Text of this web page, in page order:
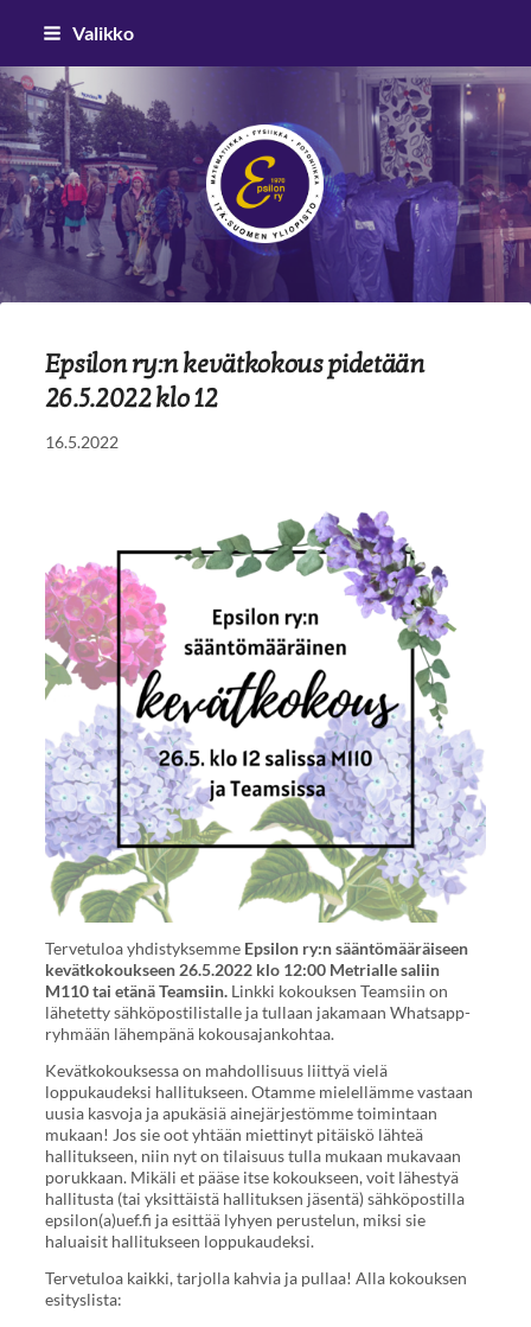
Siirry
sivun
sisältöön
Valikko
Epsilon ry
Epsilon ry:n kevätkokous pidetään
26.5.2022 klo 12
16.5.2022
Tervetuloa yhdistyksemme Epsilon ry:n sääntömääräiseen
kevätkokoukseen 26.5.2022 klo 12:00 Metrialle saliin
M110 tai etänä Teamsiin.Linkki kokouksen Teamsiin on
lähetetty sähköpostilistalle ja tullaan jakamaan Whatsapp-
ryhmään lähempänä kokousajankohtaa.
Kevätkokouksessa on mahdollisuus liittyä vielä
loppukaudeksi hallitukseen. Otamme mielellämme vastaan
uusia kasvoja ja apukäsiä ainejärjestömme toimintaan
mukaan! Jos sie oot yhtään miettinyt pitäiskö lähteä
hallitukseen, niin nyt on tilaisuus tulla mukaan mukavaan
porukkaan. Mikäli et pääse itse kokoukseen, voit lähestyä
hallitusta (tai yksittäistä hallituksen jäsentä) sähköpostilla
epsilon(a)uef.fi ja esittää lyhyen perustelun, miksi sie
haluaisit hallitukseen loppukaudeksi.
Tervetuloa kaikki, tarjolla kahvia ja pullaa! Alla kokouksen
esityslista: